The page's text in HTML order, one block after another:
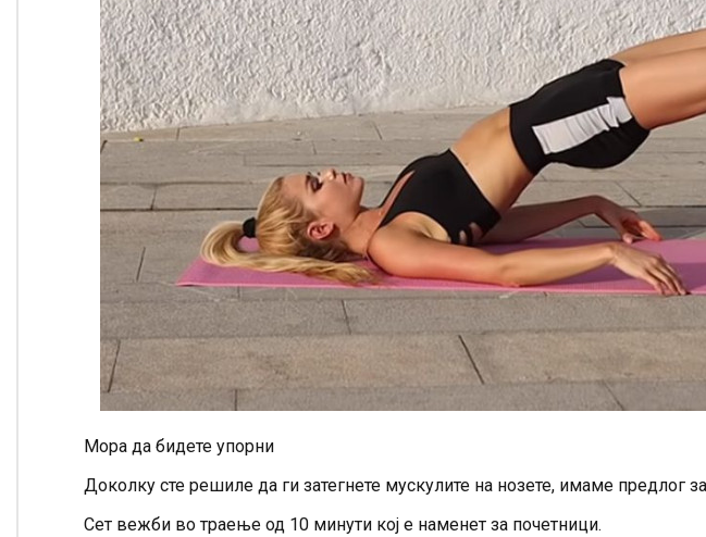
Мора да бидете упорни
Доколку сте решиле да ги затегнете мускулите на нозете, имаме предлог
Сет вежби во траење од 10 минути кој е наменет за почетници.